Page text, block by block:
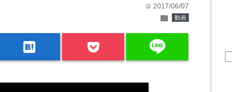
time 2017/06/07
folder 動画
hatenabookmark line